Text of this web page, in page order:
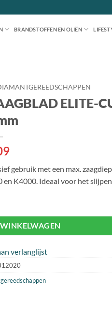
BRANDSTOFFEN EN OLIËN
ELITE-
gebruik met een max.
K4000. Ideaal voor het slijpen
verlanglijst